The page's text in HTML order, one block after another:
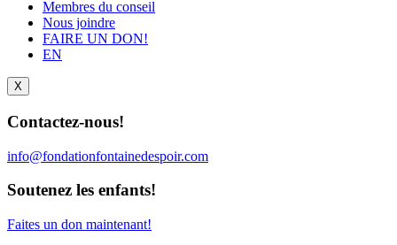
Membres du conseil
Nous joindre
FAIRE UN DON!
EN
X
Contactez-nous!
info@fondationfontainedespoir.com
Soutenez les enfants!
Faites un don maintenant!